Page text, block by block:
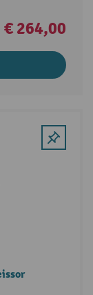
€ 264,00